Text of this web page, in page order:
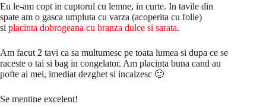
Eu le-am copt in cuptorul cu lemne, in curte. In tavile din
spate am o gasca umpluta cu varza (acoperita cu folie)
si placinta dobrogeana cu branza dulce si sarata.
Am facut 2 tavi ca sa multumesc pe toata lumea si dupa ce se
raceste o tai si bag in congelator. Am placinta buna cand au
pofte ai mei, imediat dezghet si incalzesc 🙂
Se mentine excelent!